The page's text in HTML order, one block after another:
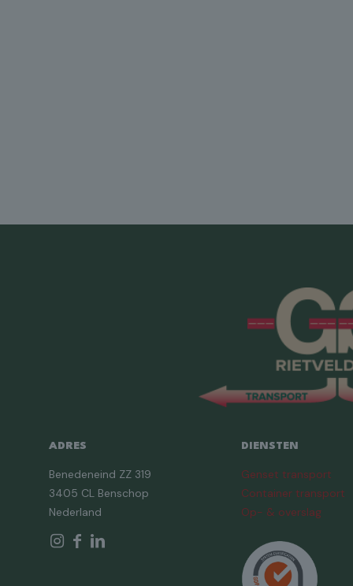
ADRES
Benedeneind ZZ 319
3405 CL Benschop
Nederland
DIENSTEN
Genset transport
Container transport
Op- & overslag